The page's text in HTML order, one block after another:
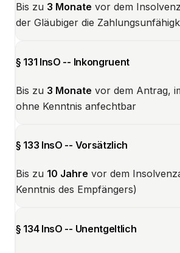
Bis zu 3 Monate vor dem
der Gläubiger die
§ 131 InsO -- Inkongruent
Bis zu 3 Monate vor dem Antrag,
ohne Kenntnis anfechtbar
§ 133 InsO -- Vorsätzlich
Bis zu 10 Jahre vor dem
Kenntnis des Empfängers)
§ 134 InsO -- Unentgeltlich